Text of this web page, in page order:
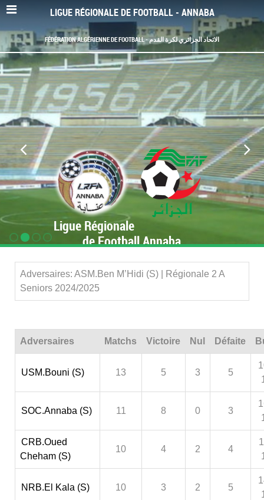
LIGUE RÉGIONALE DE FOOTBALL - ANNABA
FÉDÉRATION ALGÉRIENNE DE FOOTBALL - الاتحاد الجزائري لكرة القدم
Ligue Régionale
de Football Annaba
Adversaires: ASM.Ben M’Hidi (S) | Régionale 2 A
Seniors 2024/2025
Adversaires Matchs Victoire Nul Défaite
USM.Bouni (S) 13 5 3 5
SOC.Annaba (S) 11 8 0 3
CRB.Oued
Cheham (S)
10 4 2 4
NRB.El Kala (S) 10 3 2 5